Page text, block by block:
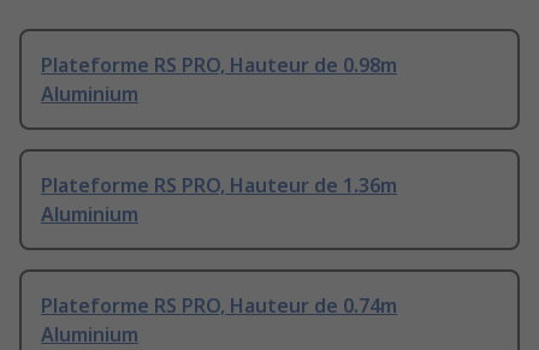
Plateforme RS PRO, Hauteur de 0.98m
Aluminium
Plateforme RS PRO, Hauteur de 1.36m
Aluminium
Plateforme RS PRO, Hauteur de 0.74m
Aluminium